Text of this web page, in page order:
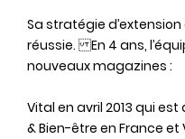
Sa stratégie
réussie. En 4 ans,
nouveaux magazines :
Vital en avril 2013 qui
& Bien-être en France et